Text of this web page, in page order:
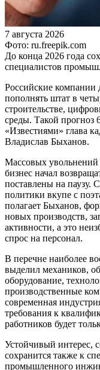
7 августа 2026
Фото: ru.freepik.com
До конца 2026 года
специалистов
Российские компании
пополнять штат в
строительстве,
среды. Такой прогноз
«Известиями» глава
Владислав Быханов.
Массовых увольнений
бизнес начал
поставлены на паузу.
политики вкупе с
полагает Быханов,
новых производств,
активности, а это
спрос на персонал.
В перечне наиболее
выделил механиков,
оборудование,
производственные
современная
требования к
работников будет
Устойчивый интерес,
сохранится также к
промышленного